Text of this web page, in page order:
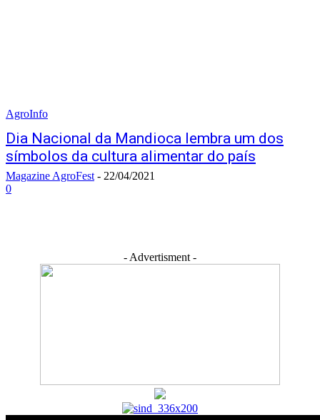
AgroInfo
Dia Nacional da Mandioca lembra um dos
símbolos da cultura alimentar do país
Magazine AgroFest - 22/04/2021
0
- Advertisment -